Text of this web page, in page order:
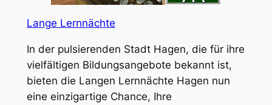
Lange Lernnächte
In der pulsierenden Stadt Hagen, die für ihre
vielfältigen Bildungsangebote bekannt ist,
bieten die Langen Lernnächte Hagen nun
eine einzigartige Chance, Ihre